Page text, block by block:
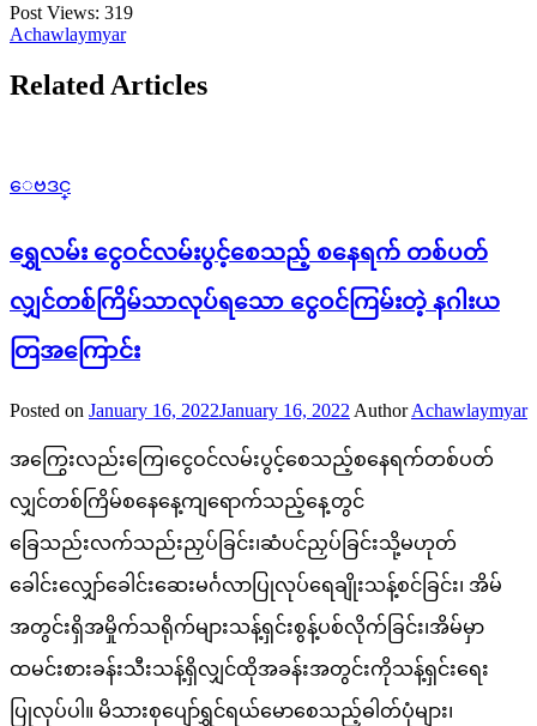
Post Views: 319
Achawlaymyar
Related Articles
ေဗဒင္
ရွှေလမ်း ငွေဝင်လမ်းပွင့်စေသည့် စနေရက် တစ်ပတ်
လျှင်တစ်ကြိမ်သာလုပ်ရသော ငွေဝင်ကြမ်းတဲ့ နဂါးယ
တြအကြောင်း
Posted on January 16, 2022January 16, 2022 Author Achawlaymyar
အကြွေးလည်းကြေ၊ငွေဝင်လမ်းပွင့်စေသည့်စနေရက်တစ်ပတ်
လျှင်တစ်ကြိမ်စနေနေ့ကျရောက်သည့်နေ့တွင်
ခြေသည်းလက်သည်းညှပ်ခြင်း၊ဆံပင်ညှပ်ခြင်းသို့မဟုတ်
ခေါင်းလျှော်ခေါင်းဆေးမင်္ဂလာပြုလုပ်ရေချိုးသန့်စင်ခြင်း၊ အိမ်
အတွင်းရှိအမှိုက်သရိုက်များသန့်ရှင်းစွန့်ပစ်လိုက်ခြင်း၊အိမ်မှာ
ထမင်းစားခန်းသီးသန့်ရှိလျှင်ထိုအခန်းအတွင်းကိုသန့်ရှင်းရေး
ပြုလုပ်ပါ။ မိသားစုပျော်ရွှင်ရယ်မောစေသည့်ဓါတ်ပုံများ၊